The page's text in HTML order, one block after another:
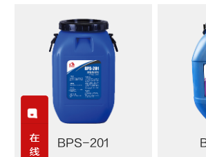
BPS-201